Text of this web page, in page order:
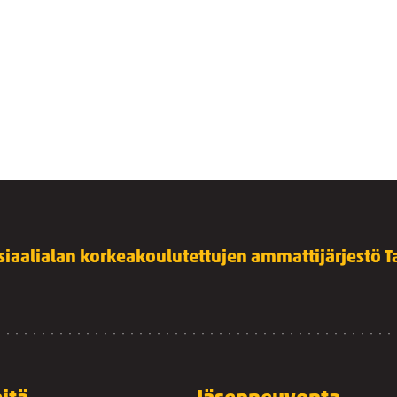
korkeakoulutettujen ammattijärjestö